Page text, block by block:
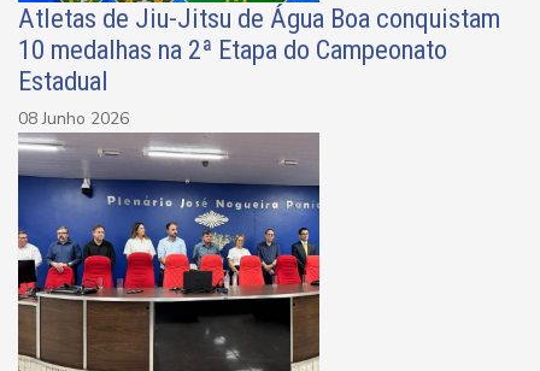
Atletas de Jiu-Jitsu de Água Boa conquistam
10 medalhas na 2ª Etapa do Campeonato
Estadual
08 Junho 2026